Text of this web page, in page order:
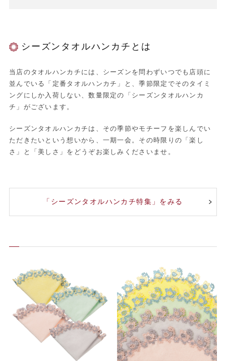
シーズンタオルハンカチとは
当店のタオルハンカチには、シーズンを問わずいつでも店頭に
並んでいる「定番タオルハンカチ」と、季節限定でそのタイミ
ングにしか入荷しない、数量限定の「シーズンタオルハンカ
チ」がございます。
シーズンタオルハンカチは、その季節やモチーフを楽しんでい
ただきたいという想いから、一期一会。その時限りの「楽し
さ」と「美しさ」をどうぞお楽しみくださいませ。
「シーズンタオルハンカチ特集」をみる